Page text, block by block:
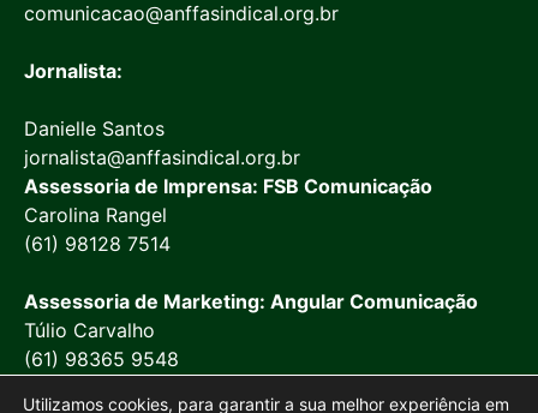
comunicacao@anffasindical.org.br
Jornalista:
Danielle Santos
jornalista@anffasindical.org.br
Assessoria de Imprensa: FSB Comunicação
Carolina Rangel
(61) 98128 7514
Assessoria de Marketing: Angular Comunicação
Túlio Carvalho
(61) 98365 9548
Utilizamos cookies, para garantir a sua melhor experiência em